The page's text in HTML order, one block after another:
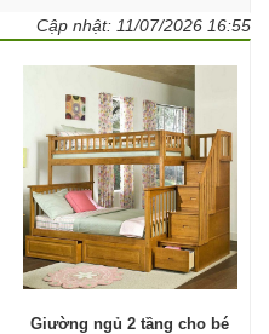
Cập nhật: 11/07/2026 16:55
Giường ngủ 2 tầng cho bé